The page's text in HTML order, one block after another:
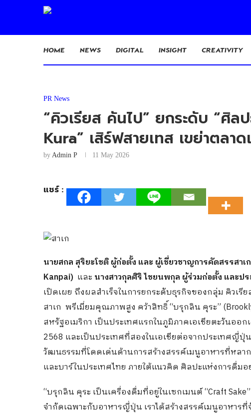
HOME NEWS DIGITAL INSIGHT CREATIVITY
PR News
“คิวเรียส คันไป” ยกระดับ “ศิล
Kura” เสิร์ฟสายเทส เขย่าตลา
by Admin P 11 May 2026
แชร์ :
นายสกล สุริยะโชติ ผู้ก่อตั้ง และ ผู้เชี่ยวชาญการคัดสรรสา
Kanpai) และ นางสาวกุลศิริ ไชยนพกุล ผู้ร่วมก่อตั้ง และป
เปิดเผย ถึงผลสำเร็จในการยกระดับธุรกิจของกลุ่ม คิวเ
สาเก พรีเมี่ยมคุณภาพสูง คว้าสิทธิ์ “บรุกลิน คุระ”
สหรัฐอเมริกา เป็นประเทศแรกในภูมิภาคเอเชียตะวันออ
2568 และเป็นประเทศที่สองในเอเชียต่อจากประเทศญี่
วัฒนธรรมที่โดดเด่นด้านการสร้างสรรค์เมนูอาหารที่หล
และบาร์ในประเทศไทย ภายใต้แนวคิด ศิลปะแห่งการดื่ม
“บรุกลิน คุระ เป็นเครื่องดื่มที่อยู่ในเซกเมนต์ “Craft
จำกัดเฉพาะกับอาหารญี่ปุ่น เราได้สร้างสรรค์เมนูอาหา